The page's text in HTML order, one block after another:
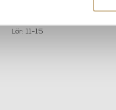
Lör: 11-15